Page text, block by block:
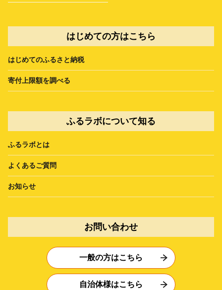
はじめての方はこちら
はじめてのふるさと納税
寄付上限額を調べる
ふるラボについて知る
ふるラボとは
よくあるご質問
お知らせ
お問い合わせ
一般の方はこちら
自治体様はこちら